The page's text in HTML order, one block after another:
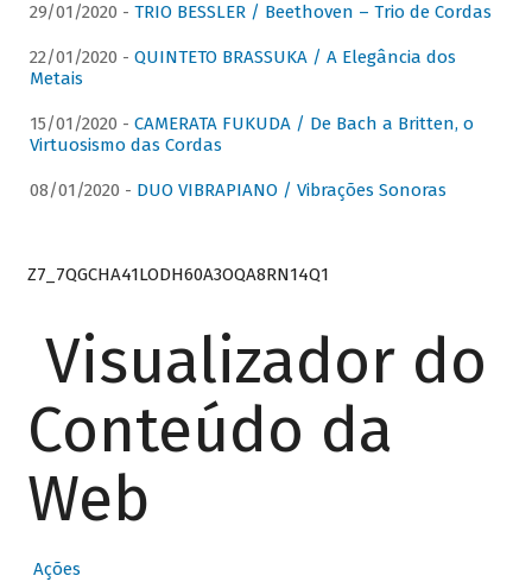
29/01/2020 - TRIO BESSLER / Beethoven – Trio de Cordas
22/01/2020 - QUINTETO BRASSUKA / A Elegância dos
Metais
15/01/2020 - CAMERATA FUKUDA / De Bach a Britten, o
Virtuosismo das Cordas
08/01/2020 - DUO VIBRAPIANO / Vibrações Sonoras
Z7_7QGCHA41LODH60A3OQA8RN14Q1
Visualizador do
Conteúdo da
Web
Ações